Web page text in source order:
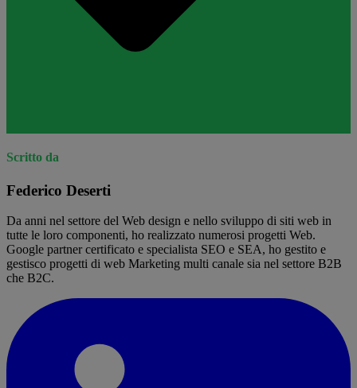
Scritto da
Federico Deserti
Da anni nel settore del Web design e nello sviluppo di siti web in
tutte le loro componenti, ho realizzato numerosi progetti Web.
Google partner certificato e specialista SEO e SEA, ho gestito e
gestisco progetti di web Marketing multi canale sia nel settore B2B
che B2C.